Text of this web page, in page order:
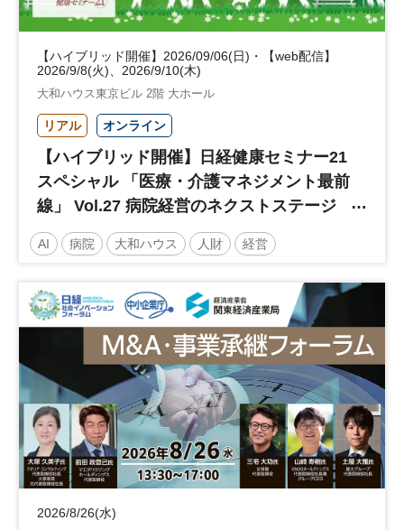
【ハイブリッド開催】2026/09/06(日)・【web配信】
2026/9/8(火)、2026/9/10(木)
大和ハウス東京ビル 2階 大ホール
リアル オンライン
【ハイブリッド開催】日経健康セミナー21
スペシャル 「医療・介護マネジメント最前
線」 Vol.27 病院経営のネクストステージ
～診療報酬改定のその先 AI・DX・人財戦
略で描く持続可能な未来へ～
AI 病院 大和ハウス 人財 経営
人材戦略
日経健康セミナー 病院経営 診療報酬
土日祝開催
2026/8/26(水)